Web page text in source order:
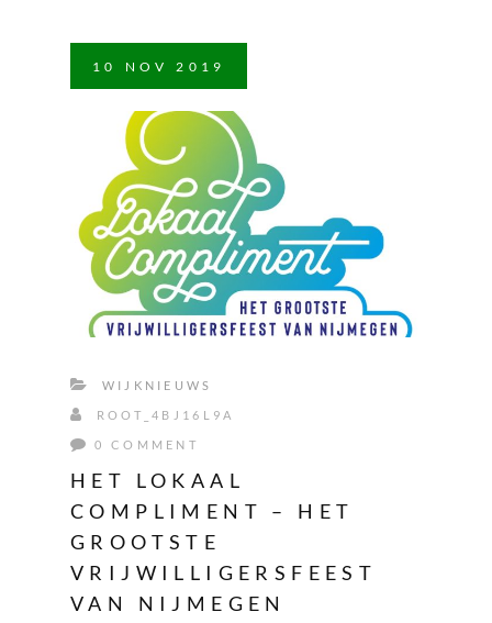
10 NOV 2019
WIJKNIEUWS
ROOT_4BJ16L9A
0 COMMENT
HET LOKAAL
COMPLIMENT – HET
GROOTSTE
VRIJWILLIGERSFEEST
VAN NIJMEGEN